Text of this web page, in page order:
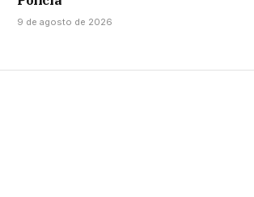
9 de agosto de 2026